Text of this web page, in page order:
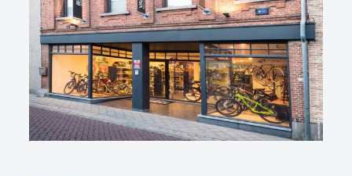
Ketting
Pedalen
Remonderdelen
Remhendel
Remschijf
Stuurpen
Trapas
Wielen